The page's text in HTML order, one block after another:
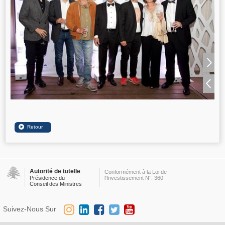
Autorité de tutelle
Présidence du
Conseil des Ministres
Conformément à la Loi de
l'Investissement N°. 360
Suivez-Nous Sur